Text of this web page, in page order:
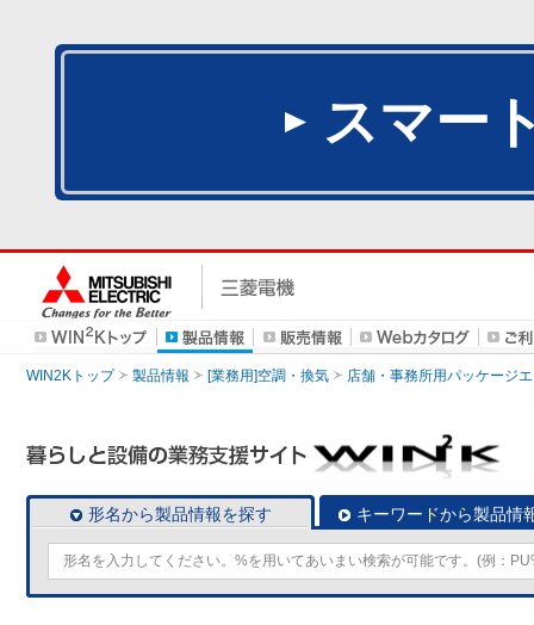
スマー
WIN2Kトップ 製品情報 [業務用]空調・換気 店舗・事務所用パッケージ
形名から製品情報を探す キーワードから製品情